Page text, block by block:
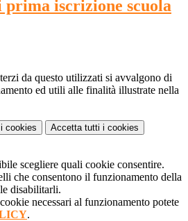
prima iscrizione scuola
da questo utilizzati si avvalgono di
ed utili alle finalità illustrate nella
i cookies Accetta tutti i cookies
scegliere quali cookie consentire.
che consentono il funzionamento della
disabilitarli.
necessari al funzionamento potete
.